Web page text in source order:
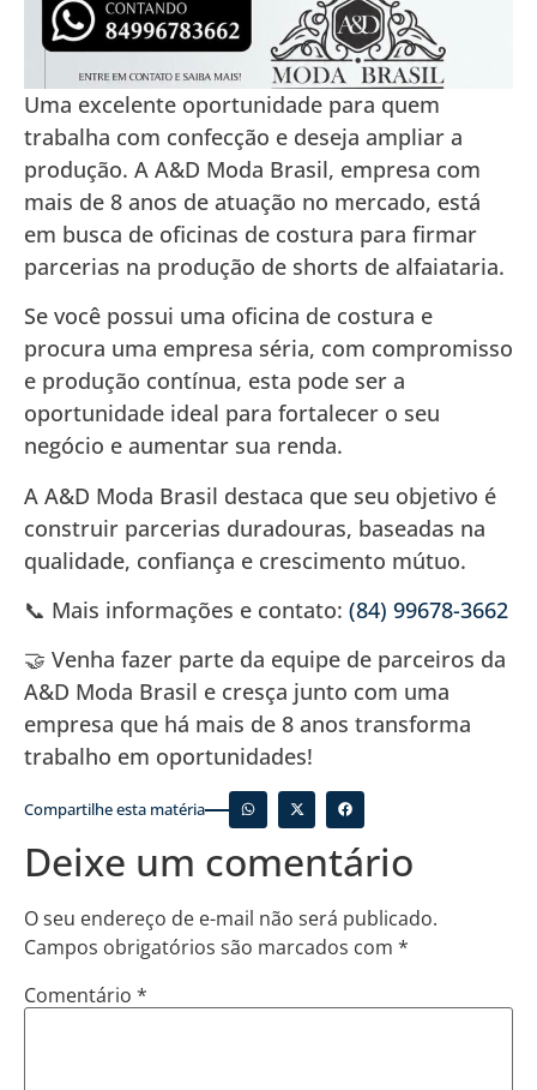
Uma excelente oportunidade para quem
trabalha com confecção e deseja ampliar a
produção. A A&D Moda Brasil, empresa com
mais de 8 anos de atuação no mercado, está
em busca de oficinas de costura para firmar
parcerias na produção de shorts de alfaiataria.
Se você possui uma oficina de costura e
procura uma empresa séria, com compromisso
e produção contínua, esta pode ser a
oportunidade ideal para fortalecer o seu
negócio e aumentar sua renda.
A A&D Moda Brasil destaca que seu objetivo é
construir parcerias duradouras, baseadas na
qualidade, confiança e crescimento mútuo.
📞 Mais informações e contato: (84) 99678-3662
🤝 Venha fazer parte da equipe de parceiros da
A&D Moda Brasil e cresça junto com uma
empresa que há mais de 8 anos transforma
trabalho em oportunidades!
Compartilhe esta matéria
Deixe um comentário
O seu endereço de e-mail não será publicado.
Campos obrigatórios são marcados com *
Comentário *